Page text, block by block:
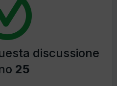
discussione
25